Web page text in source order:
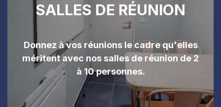
SALLES DE RÉUNION
Donnez à vos réunions le cadre qu'elles
méritent avec nos salles de réunion de 2
à 10 personnes.